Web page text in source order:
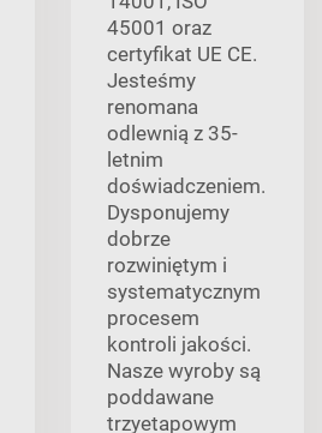
45001 oraz
certyfikat UE CE.
Jesteśmy
renomana
odlewnią z 35-
letnim
doświadczeniem.
Dysponujemy
dobrze
rozwiniętym i
systematycznym
procesem
kontroli jakości.
Nasze wyroby są
poddawane
trzyetapowym